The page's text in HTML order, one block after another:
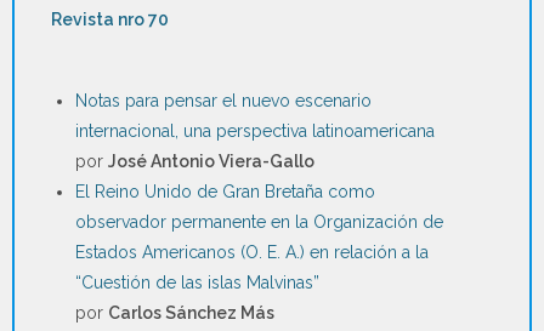
Revista nro 70
Notas para pensar el nuevo escenario
internacional, una perspectiva latinoamericana
por José Antonio Viera-Gallo
El Reino Unido de Gran Bretaña como
observador permanente en la Organización de
Estados Americanos (O. E. A.) en relación a la
“Cuestión de las islas Malvinas”
por Carlos Sánchez Más